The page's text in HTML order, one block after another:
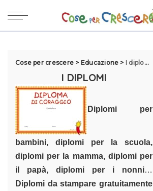
Cose per crescere > Educazione > I diplomi
I DIPLOMI
Diplomi per
bambini, diplomi per la scuola,
diplomi per la mamma, diplomi per
il papà, diplomi per i nonni…
Diplomi da stampare gratuitamente